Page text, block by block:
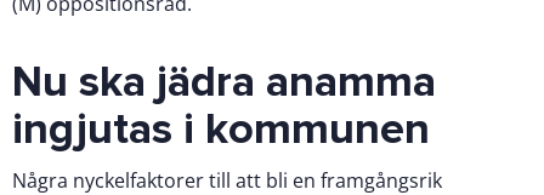
Nu ska jädra anamma
ingjutas i kommunen
Några nyckelfaktorer till att bli en framgångsrik